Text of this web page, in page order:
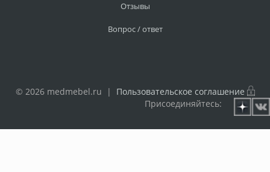
Отзывы
Вопрос / ответ
© 2026 medmebel.ru | Пользовательское соглашение
Присоединяйтесь: